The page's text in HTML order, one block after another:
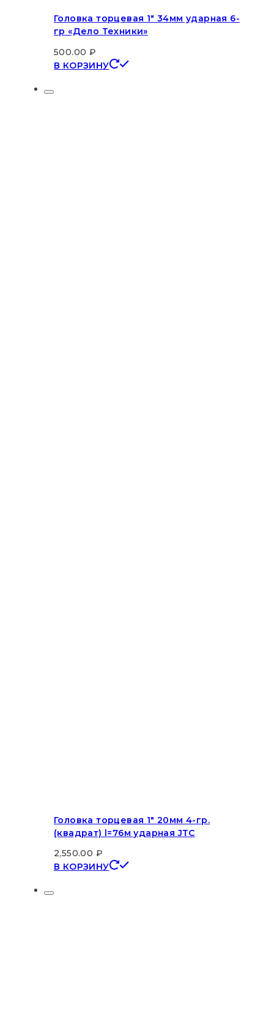
Головка торцевая 1″ 34мм ударная 6-
гр «Дело Техники»
500.00 ₽
В КОРЗИНУ
Головка торцевая 1″ 20мм 4-гр.
(квадрат) l=76м ударная JTC
2,550.00 ₽
В КОРЗИНУ